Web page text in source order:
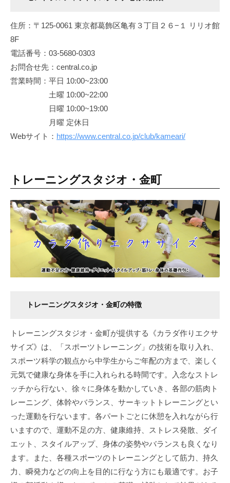
住所：〒125-0061 東京都葛飾区亀有３丁目２６−１ リリオ館
8F
電話番号：03-5680-0303
お問合せ先：central.co.jp
営業時間：平日 10:00~23:00
土曜 10:00~22:00
日曜 10:00~19:00
月曜 定休日
Webサイト： https://www.central.co.jp/club/kameari/
トレーニングスタジオ・金町
トレーニングスタジオ・金町の特徴
トレーニングスタジオ・金町が提供する《カラダ作りエクサ
サイズ》は、「スポーツトレーニング」の技術を取り入れ、
スポーツ科学の観点から中学生からご年配の方まで、楽しく
元気で健康な身体を手に入れられる時間です。入念なストレ
ッチから行ない、徐々に身体を動かしていき、各部の筋肉ト
レーニング、体幹やバランス、サーキットトレーニングとい
った運動を行ないます。各パートごとに休憩を入れながら行
いますので、運動不足の方、健康維持、ストレス発散、ダイ
エット、スタイルアップ、身体の姿勢やバランスも良くなり
ます。また、各種スポーツのトレーニングとして筋力、持久
力、瞬発力などの向上を目的に行なう方にも最適です。お子